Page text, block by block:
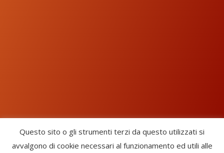
Questo sito o gli strumenti terzi da questo utilizzati si
avvalgono di cookie necessari al funzionamento ed utili alle